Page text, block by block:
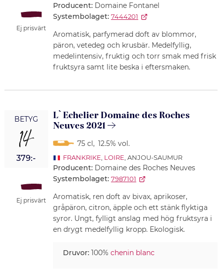
Ej prisvärt
Producent: Domaine Fontanel
Systembolaget: 7444201
Aromatisk, parfymerad doft av blommor,
päron, vetedeg och krusbär. Medelfyllig,
medelintensiv, fruktig och torr smak med frisk
fruktsyra samt lite beska i eftersmaken.
BETYG
14
379:-
Ej prisvärt
L`Echelier Domaine des Roches
Neuves 2021
75 cl, 12.5% vol.
FRANKRIKE, LOIRE, ANJOU-SAUMUR
Producent: Domaine des Roches Neuves
Systembolaget: 7987101
Aromatisk, ren doft av bivax, aprikoser,
gråpäron, citron, äpple och ett stänk flyktiga
syror. Ungt, fylligt anslag med hög fruktsyra i
en drygt medelfyllig kropp. Ekologisk.
Druvor:100% chenin blanc